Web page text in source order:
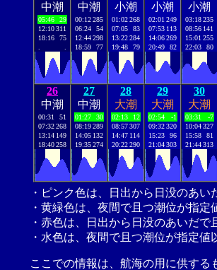
中潮
05:46
29
12:10311
18:16
75
中潮
00:12285
06:24
54
12:44298
18:59
77
小潮
01:02268
07:05
83
13:22284
19:48
79
小潮
02:01 249
07:53 113
14:06269
20:49
82
小潮
03:18235
08:56 141
15:01 255
22:03
80
26
中潮
00:31
51
07:32268
13:14 149
18:40258
27
中潮
01:27
30
08:19289
14:05 132
19:35274
28
大潮
02:13
12
08:57307
14:47 114
20:22290
29
大潮
02:54
-1
09:32320
15:23
96
21:04303
30
大潮
03:31
-7
10:04327
15:58
81
21:44313
・ピンク色は、日出から日没のあ
・黄緑色は、夜間で且つ潮位が指定
・赤色は、日出から日没のあいだ
・水色は、夜間で且つ潮位が指定値
ここでの情報は、航海の用に供す